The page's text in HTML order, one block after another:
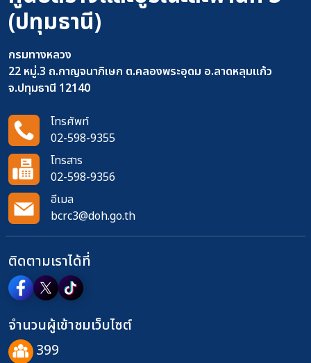
(ปทุมธานี)
กรมทางหลวง
22 หมู่.3 ถ.กาญจนาภิเษก ต.คลองพระอุดม อ.ลาดหลุมแก้ว
จ.ปทุมธานี 12140
โทรศัพท์
02-598-9355
โทรสาร
02-598-9356
อีเมล
bcrc3@doh.go.th
ติดตามเราได้ที่
จำนวนผู้เข้าชมเว็บไซต์
399